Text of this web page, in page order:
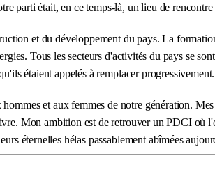
était, en ce temps-là, un lieu de rencontre
et du développement du pays. La
Tous les secteurs d'activités du pays se
étaient appelés à remplacer progressivement.
et aux femmes de notre génération.
Mon ambition est de retrouver un PDCI où
éternelles hélas passablement abîmées